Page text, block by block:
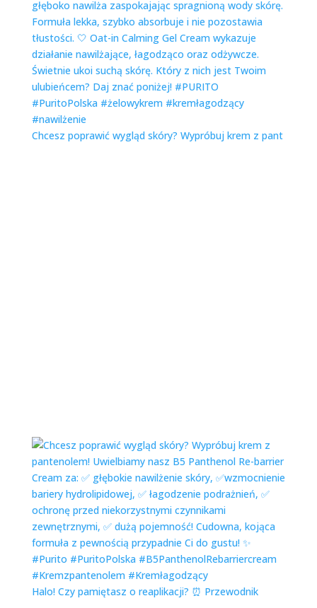
Chcesz poprawić wygląd skóry? Wypróbuj krem z pant
Halo! Czy pamiętasz o reaplikacji? ⏰ Przewodnik